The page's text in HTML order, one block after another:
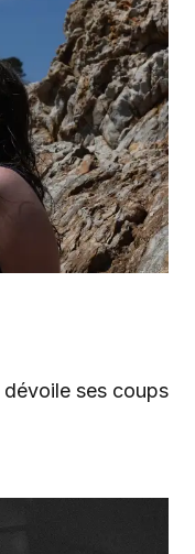
ses coups